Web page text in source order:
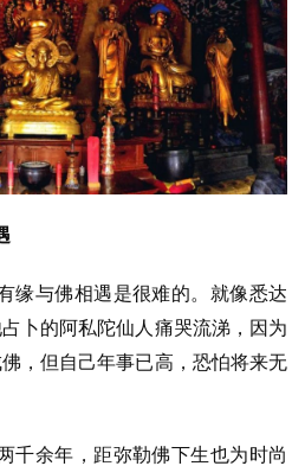
缘与佛相遇是很难的。就像悉达
卜的阿私陀仙人痛哭流涕，因为
，但自己年事已高，恐怕将来无
千余年，距弥勒佛下生也为时尚